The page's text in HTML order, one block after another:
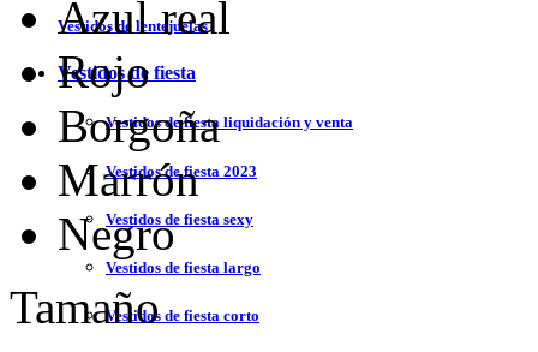
Vestidos de lentejuelas
Vestidos de fiesta
Vestidos de fiesta liquidación y venta
Vestidos de fiesta 2023
Vestidos de fiesta sexy
Vestidos de fiesta largo
Vestidos de fiesta corto
Azul real
Rojo
Borgoña
Marrón
Negro
Tamaño